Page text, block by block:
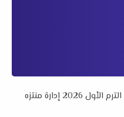
امتحان الفيزياء للصف الثاني الثانوي الترم الأول 2026 إدارة منتزه